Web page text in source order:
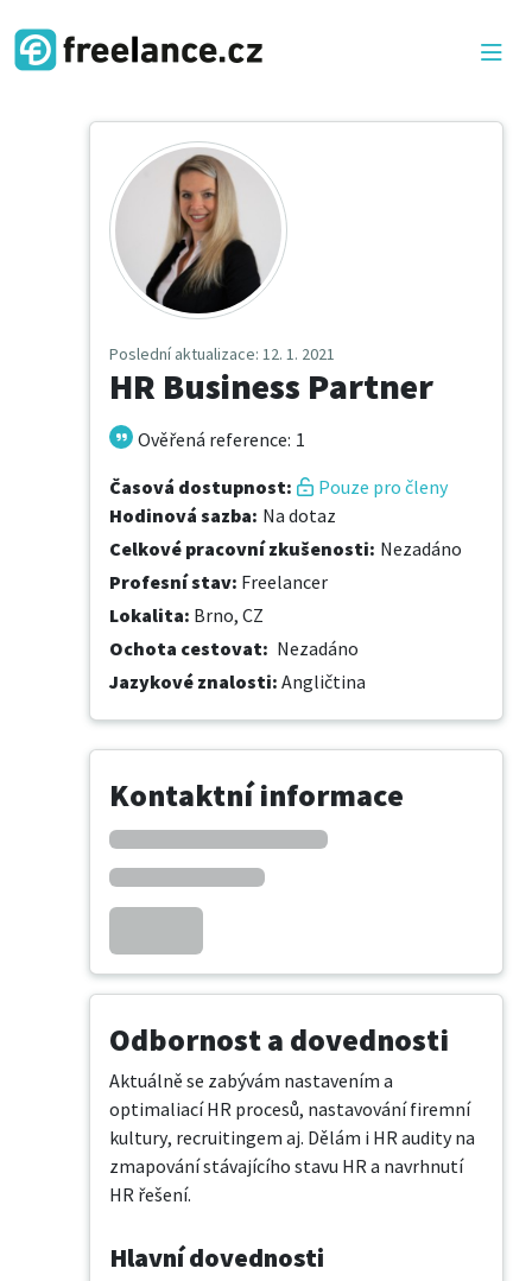
Poslední aktualizace: 12. 1. 2021
HR Business Partner
Ověřená reference: 1
Časová dostupnost:
Pouze pro členy
Hodinová sazba: Na dotaz
Celkové pracovní zkušenosti: Nezadáno
Profesní stav: Freelancer
Lokalita: Brno, CZ
Ochota cestovat: Nezadáno
Jazykové znalosti: Angličtina
Kontaktní informace
Odbornost a dovednosti
Aktuálně se zabývám nastavením a
optimaliací HR procesů, nastavování firemní
kultury, recruitingem aj. Dělám i HR audity na
zmapování stávajícího stavu HR a navrhnutí
HR řešení.
Hlavní dovednosti